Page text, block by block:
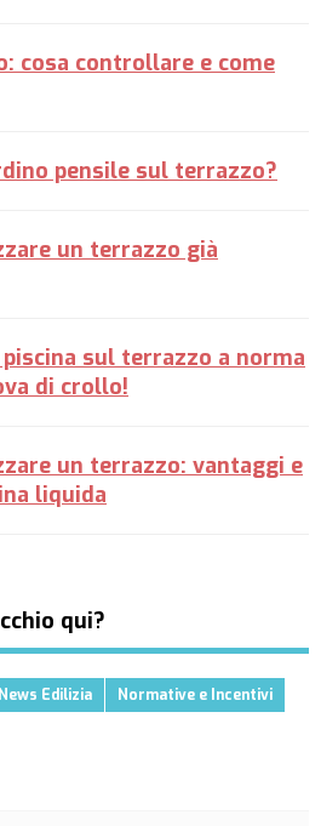
cosa controllare e come
pensile sul terrazzo?
un terrazzo già
sul terrazzo a norma
di crollo!
un terrazzo: vantaggi e
liquida
qui?
News Edilizia Normative e Incentivi